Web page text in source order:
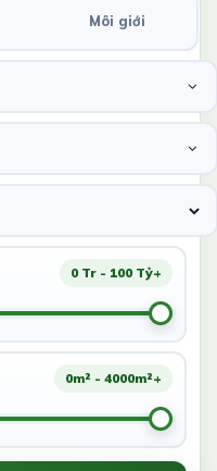
Môi giới
0 Tr - 100 Tỷ+
0m² - 4000m²+